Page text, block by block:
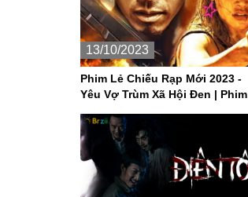
13/10/2023
Phim Lẻ Chiếu Rạp Mới 2023 -
Yêu Vợ Trùm Xã Hội Đen | Phim
Nhất